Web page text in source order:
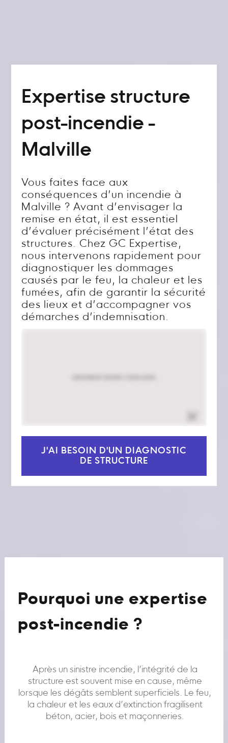
Expertise structure
post-incendie -
Malville
Vous faites face aux
conséquences d’un incendie à
Malville ? Avant d’envisager la
remise en état, il est essentiel
d’évaluer précisément l’état des
structures. Chez GC Expertise,
nous intervenons rapidement pour
diagnostiquer les dommages
causés par le feu, la chaleur et les
fumées, afin de garantir la sécurité
des lieux et d’accompagner vos
démarches d’indemnisation.
J'AI BESOIN D'UN DIAGNOSTIC
DE STRUCTURE
Pourquoi une expertise
post-incendie ?
Après un sinistre incendie, l’intégrité de la
structure est souvent mise en cause, même
lorsque les dégâts semblent superficiels. Le feu,
la chaleur et les eaux d’extinction fragilisent
béton, acier, bois et maçonneries.